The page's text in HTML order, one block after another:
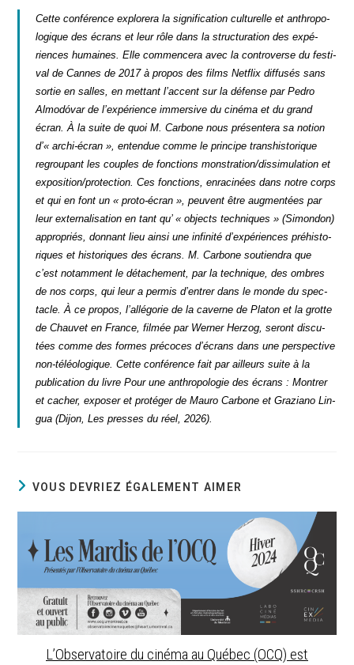
Cette confé­rence explo­re­ra la signi­fi­ca­tion cultu­relle et anthro­po­
lo­gique des écrans et leur rôle dans la struc­tu­ra­tion des expé­
riences humaines. Elle com­men­ce­ra avec la contro­verse du fes­ti­
val de Cannes de 2017 à pro­pos des films Net­flix dif­fu­sés sans
sor­tie en salles, en met­tant l’accent sur la défense par Pedro
Almodó­var de l’expérience immer­sive du ciné­ma et du grand
écran. À la suite de quoi M. Car­bone nous pré­sen­te­ra sa notion
d’« archi-écran », enten­due comme le prin­cipe trans­his­to­rique
regrou­pant les couples de fonc­tions monstration/dissimulation et
exposition/protection. Ces fonc­tions, enra­ci­nées dans notre corps
et qui en font un « pro­to-écran », peuvent être aug­men­tées par
leur exter­na­li­sa­tion en tant qu’ « objects tech­niques » (Simon­don)
appro­priés, don­nant lieu ain­si une infi­ni­té d’expériences pré­his­to­
riques et his­to­riques des écrans. M. Car­bone sou­tien­dra que
c’est notam­ment le déta­che­ment, par la tech­nique, des ombres
de nos corps, qui leur a per­mis d’entrer dans le monde du spec­
tacle. À ce pro­pos, l’allégorie de la caverne de Pla­ton et la grotte
de Chau­vet en France, fil­mée par Wer­ner Her­zog, seront dis­cu­
tées comme des formes pré­coces d’écrans dans une pers­pec­tive
non-téléo­lo­gique. Cette confé­rence fait par ailleurs suite à la
publi­ca­tion du livrePour une anthro­po­lo­gie des écrans : Mon­trer
et cacher, expo­ser et pro­té­gerde Mau­ro Car­bone et Gra­zia­no Lin­
gua (Dijon, Les presses du réel, 2026).
VOUS DEVRIEZ ÉGALEMENT AIMER
L’Observatoire du cinéma au Québec (OCQ) est